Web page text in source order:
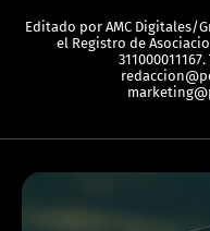
Editado por AMC Digitales/
el Registro de